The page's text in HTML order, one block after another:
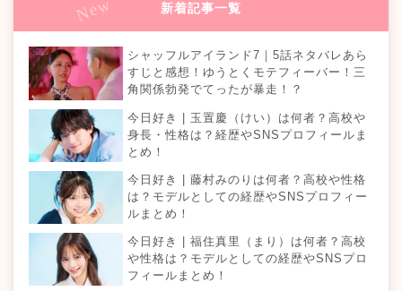
新着記事一覧
シャッフルアイランド7｜5話ネタバレあら
すじと感想！ゆうとくモテフィーバー！三
角関係勃発でてったが暴走！？
今日好き | 玉置慶（けい）は何者？高校や
身長・性格は？経歴やSNSプロフィールま
とめ！
今日好き | 藤村みのりは何者？高校や性格
は？モデルとしての経歴やSNSプロフィー
ルまとめ！
今日好き | 福住真里（まり）は何者？高校
や性格は？モデルとしての経歴やSNSプロ
フィールまとめ！